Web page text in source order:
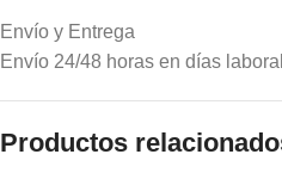
Envío y Entrega
Envío 24/48 horas en días
Productos